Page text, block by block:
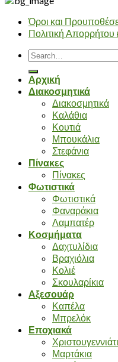
Όροι και
Πολιτική
Search
for:
Αρχική
Διακοσμητικά
Διακοσμητικά
Καλάθια
Κουτιά
Μπουκάλια
Στεφάνια
Πίνακες
Πίνακες
Φωτιστικά
Φωτιστικά
Φαναράκια
Λαμπατέρ
Κοσμήματα
Δαχτυλίδια
Βραχιόλια
Κολιέ
Σκουλαρίκια
Αξεσουάρ
Καπέλα
Μπρελόκ
Εποχιακά
Μαρτάκια